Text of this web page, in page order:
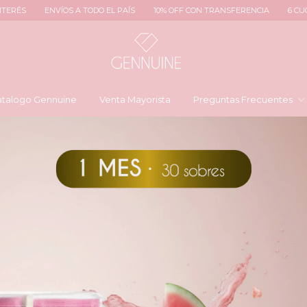
EL PAÍS 10% OFF CON TRANSFERENCIA 6 CUOTAS SIN INTERÉS
Gennuine Venta Mayorista Preguntas Frecuentes